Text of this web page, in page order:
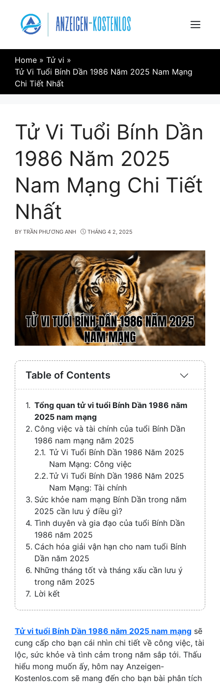
content
Menu
Home » Tử vi »
Tử Vi Tuổi Bính Dần 1986 Năm 2025 Nam Mạng
Chi Tiết Nhất
Tử Vi Tuổi Bính Dần
1986 Năm 2025
Nam Mạng Chi Tiết
Nhất
BY TRẦN PHƯƠNG ANH THÁNG 4 2, 2025
Table of Contents
Expand
Tổng quan tử vi tuổi Bính Dần 1986 năm
2025 nam mạng
Công việc và tài chính của tuổi Bính Dần
1986 nam mạng năm 2025
Tử Vi Tuổi Bính Dần 1986 Năm 2025
Nam Mạng: Công việc
Tử Vi Tuổi Bính Dần 1986 Năm 2025
Nam Mạng: Tài chính
Sức khỏe nam mạng Bính Dần trong năm
2025 cần lưu ý điều gì?
Tình duyên và gia đạo của tuổi Bính Dần
1986 năm 2025
Cách hóa giải vận hạn cho nam tuổi Bính
Dần năm 2025
Những tháng tốt và tháng xấu cần lưu ý
trong năm 2025
Lời kết
Tử vi tuổi Bính Dần 1986 năm 2025 nam mạng sẽ
cung cấp cho bạn cái nhìn chi tiết về công việc, tài
lộc, sức khỏe và tình cảm trong năm sắp tới. Thấu
hiểu mong muốn ấy, hôm nay Anzeigen-
Kostenlos.com sẽ mang đến cho bạn bài phân tích